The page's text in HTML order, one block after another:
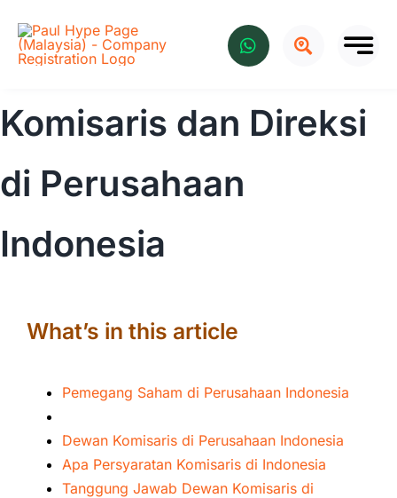
content
Komisaris dan Direksi
di Perusahaan
Indonesia
What’s in this article
Pemegang Saham di Perusahaan Indonesia
Dewan Komisaris di Perusahaan Indonesia
Apa Persyaratan Komisaris di Indonesia
Tanggung Jawab Dewan Komisaris di